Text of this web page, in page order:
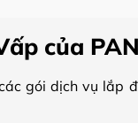
của
gói dịch vụ lắp